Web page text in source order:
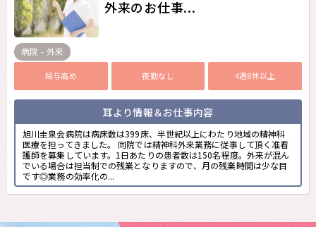
外来のお仕事...
病院 - 外来
給与高め 夜勤なし 4週8休以上
耳より情報＆お仕事内容
旭川圭泉会病院は病床数は399床、半世紀以上にわたり地域の精神科
医療を担ってきました。 同院では精神科外来業務に従事して頂く准看
護師を募集しています。1日あたりの患者数は150名程度。外来が混ん
でいる場合は担当制での残業となりますので、月の残業時間は少な目
です◎業務の効率化の...